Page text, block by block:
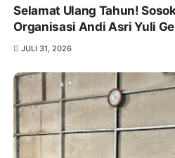
Selamat Ulang Tahun!
Organisasi Andi Asri Yuli
JULI 31, 2026